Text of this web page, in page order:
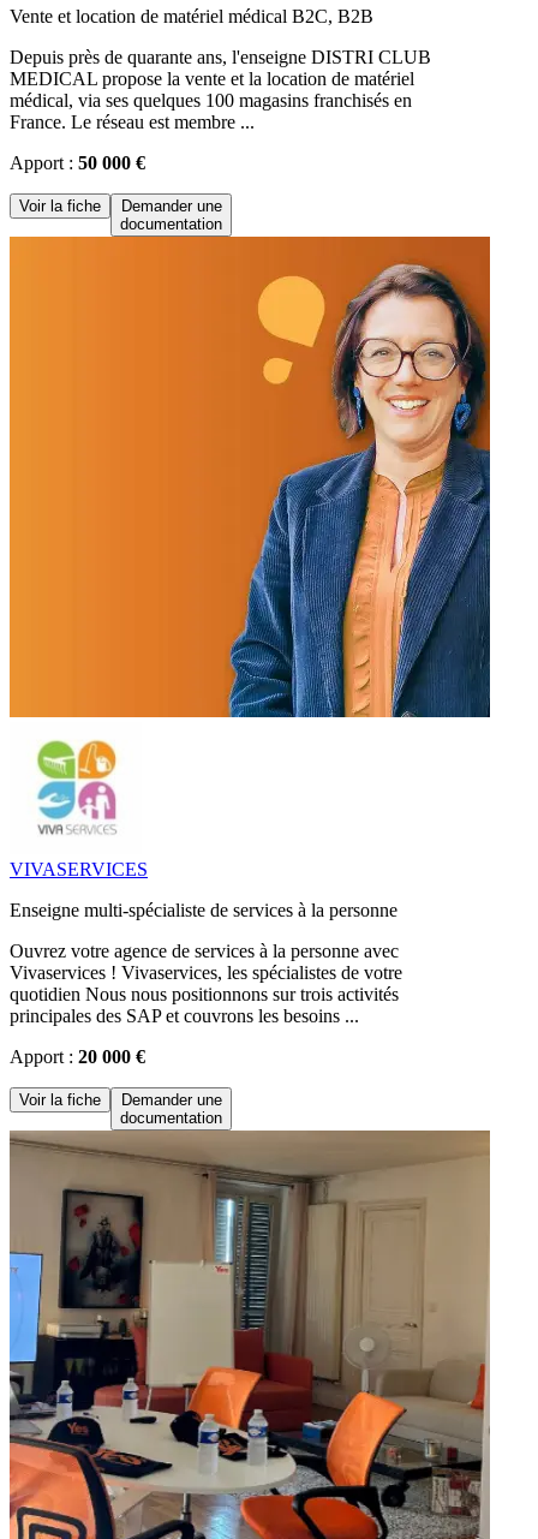
Vente et location de matériel médical B2C, B2B
Depuis près de quarante ans, l'enseigne DISTRI CLUB
MEDICAL propose la vente et la location de matériel
médical, via ses quelques 100 magasins franchisés en
France. Le réseau est membre ...
Apport : 50 000 €
Voir la fiche
Demander une
documentation
VIVASERVICES
Enseigne multi-spécialiste de services à la personne
Ouvrez votre agence de services à la personne avec
Vivaservices ! Vivaservices, les spécialistes de votre
quotidien Nous nous positionnons sur trois activités
principales des SAP et couvrons les besoins ...
Apport : 20 000 €
Voir la fiche
Demander une
documentation